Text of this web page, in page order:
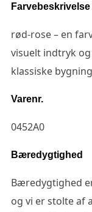
Farvebeskrivelse
rød-rose – en
visuelt indtryk
klassiske
Varenr.
0452A0
Bæredygtighed
Bæredygtighed
og vi er stolte af